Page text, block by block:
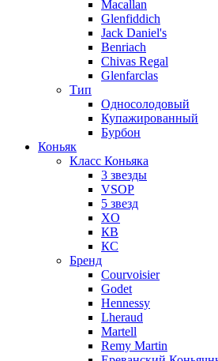
Macallan
Glenfiddich
Jack Daniel's
Benriach
Chivas Regal
Glenfarclas
Тип
Односолодовый
Купажированный
Бурбон
Коньяк
Класс Коньяка
3 звезды
VSOP
5 звезд
XO
КВ
КС
Бренд
Courvoisier
Godet
Hennessy
Lheraud
Martell
Remy Martin